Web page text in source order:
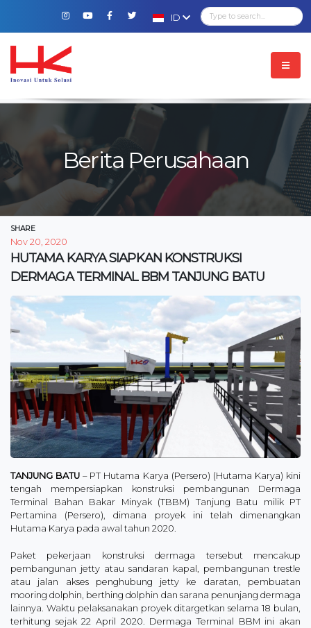
ID
Berita Perusahaan
SHARE
Nov 20, 2020
HUTAMA KARYA SIAPKAN KONSTRUKSI
DERMAGA TERMINAL BBM TANJUNG BATU
TANJUNG BATU – PT Hutama Karya (Persero) (Hutama Karya) kini
tengah mempersiapkan konstruksi pembangunan Dermaga
Terminal Bahan Bakar Minyak (TBBM) Tanjung Batu milik PT
Pertamina (Persero), dimana proyek ini telah dimenangkan
Hutama Karya pada awal tahun 2020.
Paket pekerjaan konstruksi dermaga tersebut mencakup
pembangunan jetty atau sandaran kapal, pembangunan trestle
atau jalan akses penghubung jetty ke daratan, pembuatan
mooring dolphin, berthing dolphin dan sarana penunjang dermaga
lainnya. Waktu pelaksanakan proyek ditargetkan selama 18 bulan,
terhitung sejak 22 April 2020. Dermaga Terminal BBM ini akan